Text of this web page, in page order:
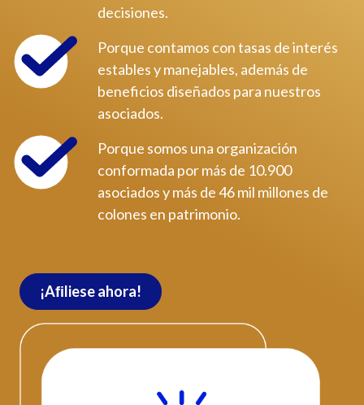
decisiones.
Porque contamos con tasas de interés
estables y manejables, además de
beneficios diseñados para nuestros
asociados.
Porque somos una organización
conformada por más de 10.900
asociados y más de 46 mil millones de
colones en patrimonio.
¡Aﬁliese ahora!